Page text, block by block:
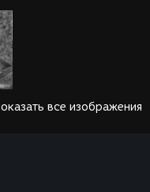
все изображения